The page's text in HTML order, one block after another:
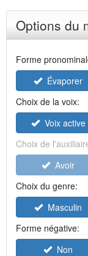
Options du
Forme
Évaporer
Choix de la voix:
Voix active
Choix de
Avoir
Choix du genre:
Masculin
Forme négative:
Non